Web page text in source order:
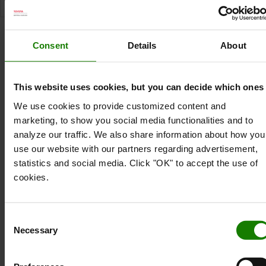
Consent Details About
This website uses cookies, but you can decide which ones
We use cookies to provide customized content and
marketing, to show you social media functionalities and to
analyze our traffic. We also share information about how you
use our website with our partners regarding advertisement,
statistics and social media. Click "OK" to accept the use of
cookies.
Selection
Necessary
Specifikation
Ubeskyttede gafler kan udgøre en sikkerhedsfare,
fordi de ikke er synlige nok. Vetters
advarselslamper øger sikkerheden, specielt på
parkeringspladser, ved udgange og om natten.
Lampernes røde og hvide skær er synlig på lang
afstand. Af sikkerhedsmæssige årsager anbefales
anvendes i vejtraffik.
Teknisk specifikation